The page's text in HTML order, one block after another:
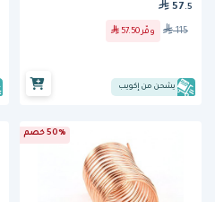
57 .5
115 وفّر 57.50
يشحن من إكويب
50% خصم